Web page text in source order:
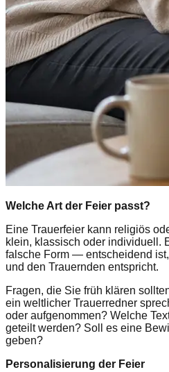
Welche Art der Feier passt?
Eine Trauerfeier kann religiös
klein, klassisch oder individuell.
falsche Form — entscheidend
und den Trauernden entspricht.
Fragen, die Sie früh klären
ein weltlicher Trauerredner
oder aufgenommen? Welche
geteilt werden? Soll es eine
geben?
Personalisierung der Feier